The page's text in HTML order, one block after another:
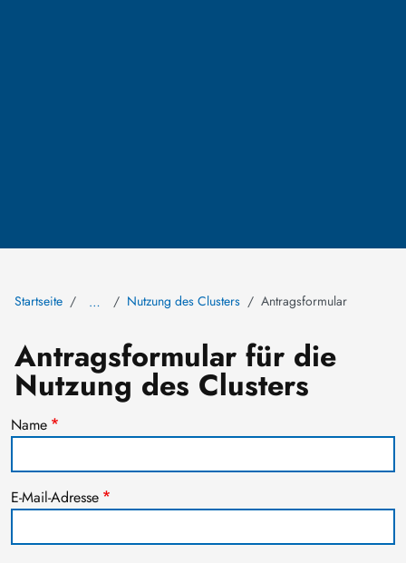
Startseite … Nutzung des Clusters Antragsformular
Antragsformular für die
Nutzung des Clusters
Name
E-Mail-Adresse